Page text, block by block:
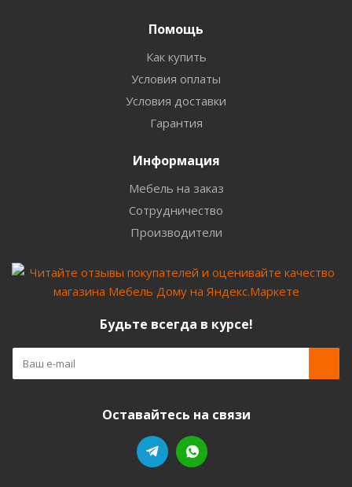
Помощь
Как купить
Условия оплаты
Условия доставки
Гарантия
Информация
Мебель на заказ
Сотрудничество
Производители
Будьте всегда в курсе!
Оставайтесь на связи